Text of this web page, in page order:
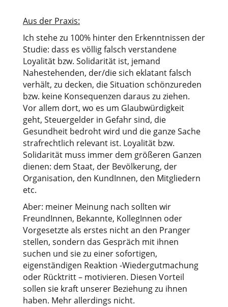
Aus der Praxis:
Ich stehe zu 100% hinter den Erkenntnissen der
Studie: dass es völlig falsch verstandene
Loyalität bzw. Solidarität ist, jemand
Nahestehenden, der/die sich eklatant falsch
verhält, zu decken, die Situation schönzureden
bzw. keine Konsequenzen daraus zu ziehen.
Vor allem dort, wo es um Glaubwürdigkeit
geht, Steuergelder in Gefahr sind, die
Gesundheit bedroht wird und die ganze Sache
strafrechtlich relevant ist. Loyalität bzw.
Solidarität muss immer dem größeren Ganzen
dienen: dem Staat, der Bevölkerung, der
Organisation, den KundInnen, den Mitgliedern
etc.
Aber: meiner Meinung nach sollten wir
FreundInnen, Bekannte, KollegInnen oder
Vorgesetzte als erstes nicht an den Pranger
stellen, sondern das Gespräch mit ihnen
suchen und sie zu einer sofortigen,
eigenständigen Reaktion -Wiedergutmachung
oder Rücktritt – motivieren. Diesen Vorteil
sollen sie kraft unserer Beziehung zu ihnen
haben. Mehr allerdings nicht.